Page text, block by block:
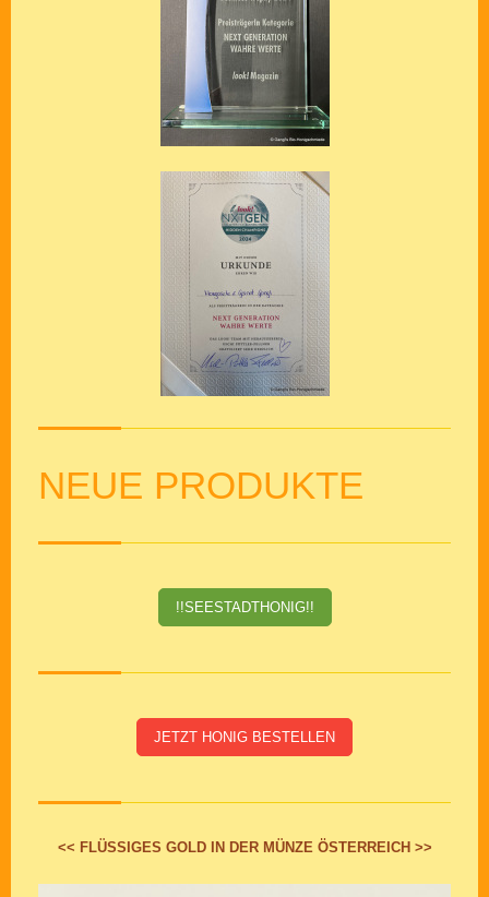
NEUE PRODUKTE
!!SEESTADTHONIG!!
JETZT HONIG BESTELLEN
<< FLÜSSIGES GOLD IN DER MÜNZE ÖSTERREICH >>